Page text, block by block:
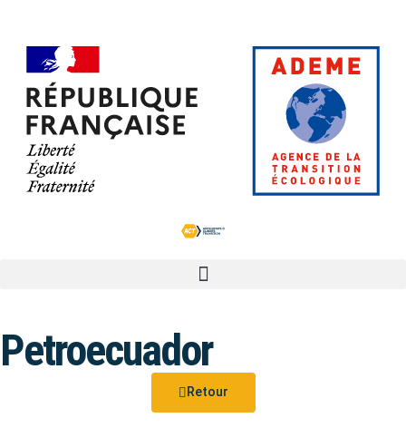
Petroecuador
Retour